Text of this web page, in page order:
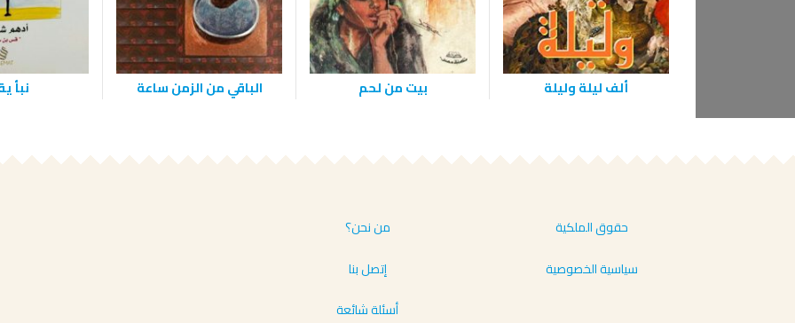
‫ألف ليلة وليلة بيت من لحم الباقي من الزمن ساعة نبأ
حقوق الملكية
سياسية الخصوصية
من نحن؟
إتصل بنا
أسئلة شائعة